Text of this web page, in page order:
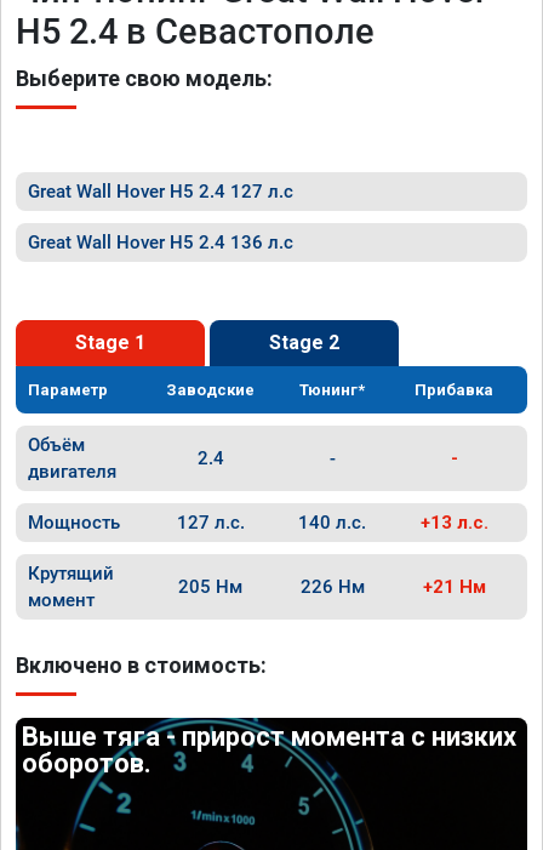
H5 2.4 в Севастополе
Выберите свою модель:
Great Wall Hover H5 2.4 127 л.с
Great Wall Hover H5 2.4 136 л.с
Stage 1 Stage 2
Параметр Заводские Тюнинг* Прибавка
Объём
двигателя
2.4 - -
Мощность 127 л.с. 140 л.с. +13 л.с.
Крутящий
момент
205 Нм 226 Нм +21 Нм
Включено в стоимость:
Выше тяга - прирост момента с низких
оборотов.